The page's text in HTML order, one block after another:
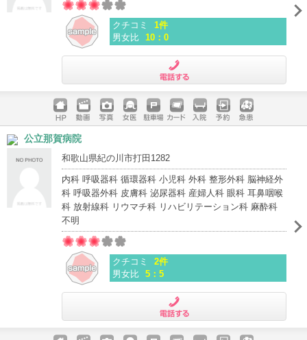
クチコミ
1件
男女比 10：0
ホームペ
ージ
動画 写真 女医 駐車場
クレジッ
入院 予約 急患
公立那賀病院
和歌山県紀の川市打田1282
内科 呼吸器科 循環器科 小児科 外科 整形外科 脳神経外
科 呼吸器外科 皮膚科 泌尿器科 産婦人科 眼科 耳鼻咽喉
科 放射線科 リウマチ科 リハビリテーション科 麻酔科
不明
クチコミ
2件
男女比 5：5